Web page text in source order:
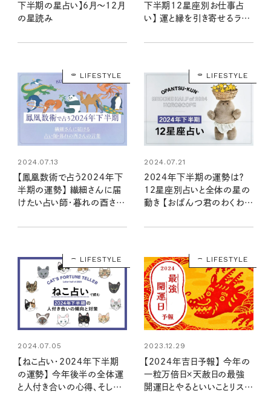
下半期の星占い】6月～12月
の星読み
下半期12星座別お仕事占
い】 運と縁を引き寄せるラブ
LIFESTYLE
2024.07.13
【鳳凰数術で占う2024年下
半期の運勢】 繊細さんに届
けたい占い師・暮れの酉さん
LIFESTYLE
2024.07.21
2024年下半期の運勢は？
12星座別占いと全体の星の
動き 【おぱんつ君のわくわく
LIFESTYLE
2024.07.05
【ねこ占い・2024年下半期
の運勢】 今年後半の全体運
と人付き合いの心得、そして
LIFESTYLE
2023.12.29
【2024年吉日予報】 今年の
一粒万倍日×天赦日の最強
開運日とやるといいことリスト